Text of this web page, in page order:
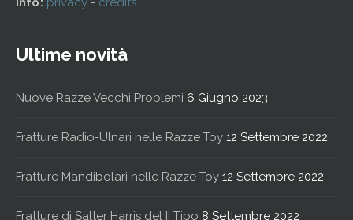
Ultime novità
Nuove Razze Vecchi Problemi 6 Giugno 2023
Fratture Radio-Ulnari nelle Razze Toy 12 Settembre 2022
Fratture Mandibolari nelle Razze Toy 12 Settembre 2022
Fratture di Salter Harris del II Tipo 8 Settembre 2022